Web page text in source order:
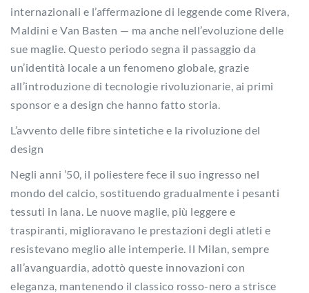
internazionali e l’affermazione di leggende come Rivera,
Maldini e Van Basten — ma anche nell’evoluzione delle
sue maglie. Questo periodo segna il passaggio da
un’identità locale a un fenomeno globale, grazie
all’introduzione di tecnologie rivoluzionarie, ai primi
sponsor e a design che hanno fatto storia.
L’avvento delle fibre sintetiche e la rivoluzione del
design
Negli anni ’50, il poliestere fece il suo ingresso nel
mondo del calcio, sostituendo gradualmente i pesanti
tessuti in lana. Le nuove maglie, più leggere e
traspiranti, miglioravano le prestazioni degli atleti e
resistevano meglio alle intemperie. Il Milan, sempre
all’avanguardia, adottò queste innovazioni con
eleganza, mantenendo il classico rosso-nero a strisce